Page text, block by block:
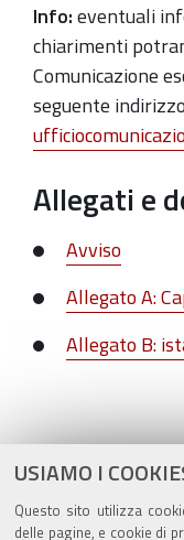
USIAMO I
Questo sito utilizza
delle pagine, e cookie di
Info:eventuali
chiarimenti
Comunicazione
seguente
Allegati e
Avviso
Allegato A:
Allegato B:
Azioni
sul
documento
pubblicato il
ultima modifica